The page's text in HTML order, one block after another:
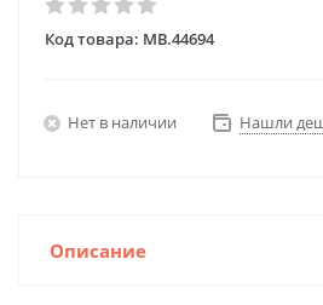
Код товара: MB.44694
Нет в наличии Нашли
Описание